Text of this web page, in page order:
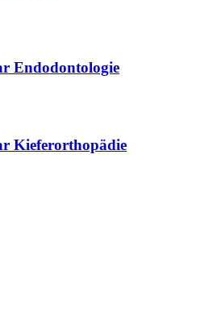
Endodontologie
Kieferorthopädie